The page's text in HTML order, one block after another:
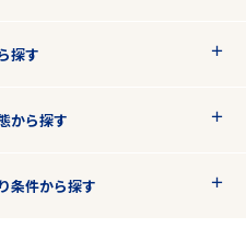
探す
から探す
条件から探す